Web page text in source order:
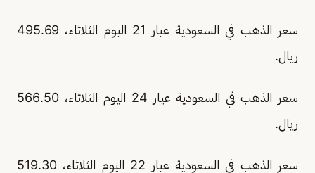
سعر الذهب في السعودية عيار 21 اليوم الثلاثاء، 495.69
ريال.
سعر الذهب في السعودية عيار 24 اليوم الثلاثاء، 566.50
ريال.
سعر الذهب في السعودية عيار 22 اليوم الثلاثاء، 519.30